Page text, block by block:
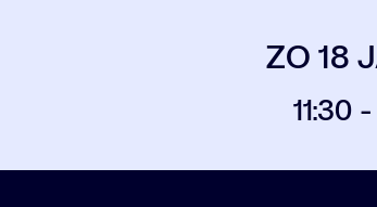
ZO 18
11:30 -